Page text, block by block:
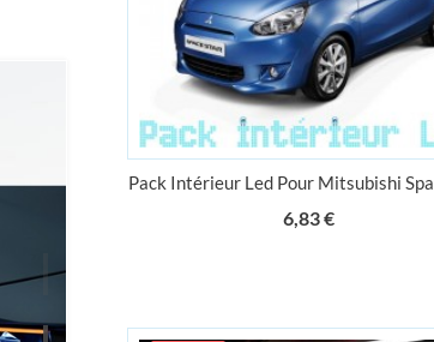
Pack Intérieur Led Pour Mitsubishi
6,83 €Prix